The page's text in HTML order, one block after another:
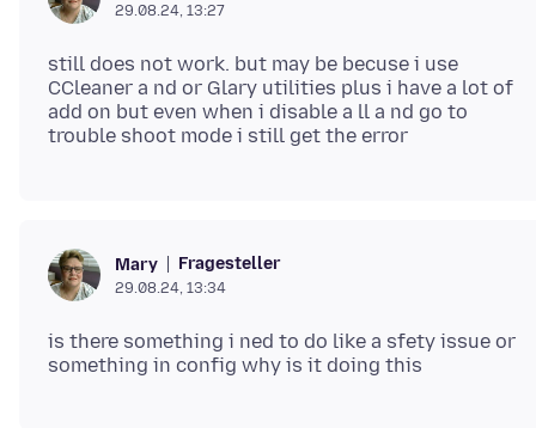
29.08.24, 13:27
still does not work. but may be becuse i use
CCleaner a nd or Glary utilities plus i have a lot of
add on but even when i disable a ll a nd go to
Mary Fragesteller
29.08.24, 13:34
is there something i ned to do like a sfety issue or